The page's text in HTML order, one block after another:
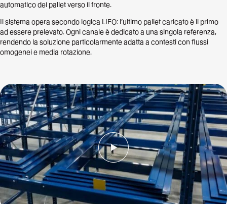
automatico dei pallet verso il fronte.
Il sistema opera secondo logica LIFO: l’ultimo pallet caricato è il primo
ad essere prelevato. Ogni canale è dedicato a una singola referenza,
rendendo la soluzione particolarmente adatta a contesti con flussi
omogenei e media rotazione.